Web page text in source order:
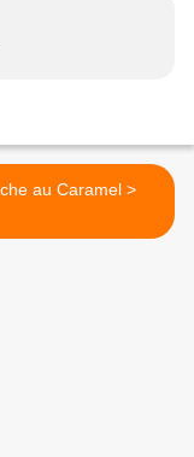
Brioche au Caramel >